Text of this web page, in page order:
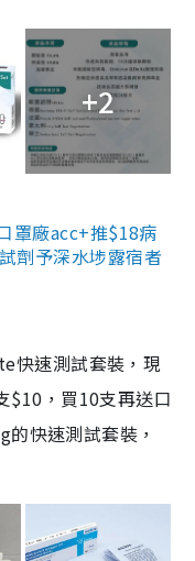
+2
罩廠acc+推$18病
劑予深水埗露宿者
快速測試套裝，現
$10，買10支再送口
快速測試套裝，